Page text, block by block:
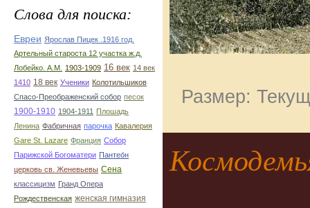
Слова для поиска:
Евреи Ярослав Пицек .1916 год.
Артельный староста 12 участка ж.д.
Лобейко. А.М.
1903-1909 16 век 14 век
1410 18 век Ученики Колотильшиков
Спасо-Преображенский собор песок
1900-1910 1904-1911 Плошадь
Ленина Фабричная парочка Кавалерия
Gare St. Lazare Франция Собор
Парижской Богоматери Пантео́н
церковь св. Женевьевы Сена
классицизм Гранд Опера
Рождественская женская гимназия
Размер: